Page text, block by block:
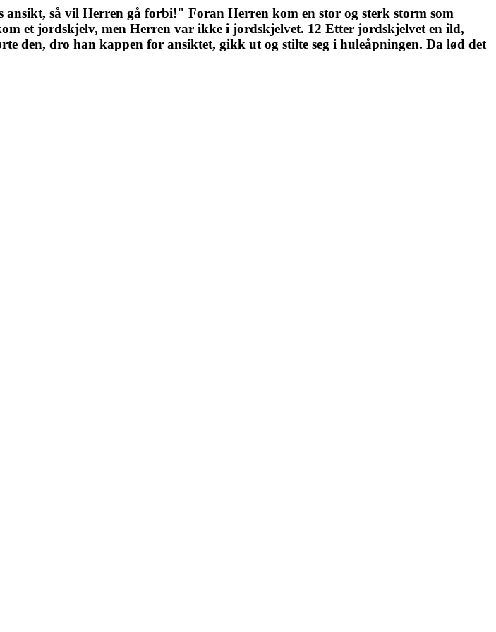
så vil Herren gå forbi!" Foran Herren kom en stor og sterk storm som
et jordskjelv, men Herren var ikke i jordskjelvet. 12 Etter jordskjelvet en ild,
den, dro han kappen for ansiktet, gikk ut og stilte seg i huleåpningen. Da lød det